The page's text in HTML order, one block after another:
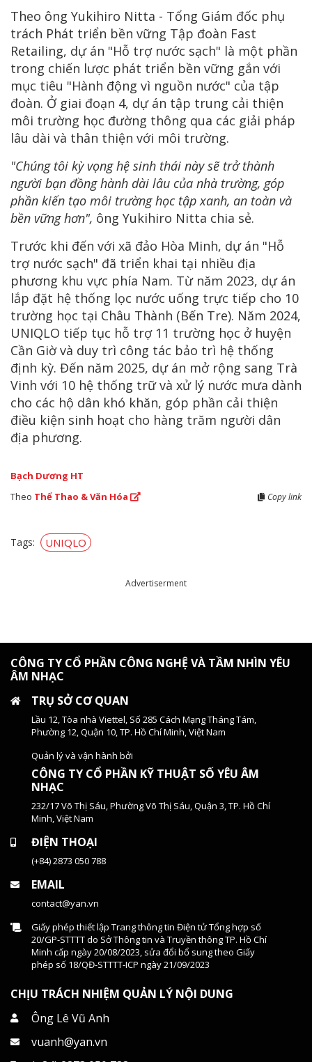
Theo ông Yukihiro Nitta - Tổng Giám đốc phụ
trách Phát triển bền vững Tập đoàn Fast
Retailing, dự án "Hỗ trợ nước sạch" là một phần
trong chiến lược phát triển bền vững gắn với
mục tiêu "Hành động vì nguồn nước" của tập
đoàn. Ở giai đoạn 4, dự án tập trung cải thiện
môi trường học đường thông qua các giải pháp
lâu dài và thân thiện với môi trường.
"Chúng tôi kỳ vọng hệ sinh thái này sẽ trở thành
người bạn đồng hành dài lâu của nhà trường, góp
phần kiến tạo môi trường học tập xanh, an toàn và
bền vững hơn", ông Yukihiro Nitta chia sẻ.
Trước khi đến với xã đảo Hòa Minh, dự án "Hỗ
trợ nước sạch" đã triển khai tại nhiều địa
phương khu vực phía Nam. Từ năm 2023, dự án
lắp đặt hệ thống lọc nước uống trực tiếp cho 10
trường học tại Châu Thành (Bến Tre). Năm 2024,
UNIQLO tiếp tục hỗ trợ 11 trường học ở huyện
Cần Giờ và duy trì công tác bảo trì hệ thống
định kỳ. Đến năm 2025, dự án mở rộng sang Trà
Vinh với 10 hệ thống trữ và xử lý nước mưa dành
cho các hộ dân khó khăn, góp phần cải thiện
điều kiện sinh hoạt cho hàng trăm người dân
địa phương.
Bạch Dương HT
Theo Thể Thao & Văn Hóa Copy link
Tags: UNIQLO
Advertiserment
CÔNG TY CỔ PHẦN CÔNG NGHỆ VÀ TẦM NHÌN YÊU
ÂM NHẠC
TRỤ SỞ CƠ QUAN
Lầu 12, Tòa nhà Viettel, Số 285 Cách Mạng Tháng Tám,
Phường 12, Quận 10, TP. Hồ Chí Minh, Việt Nam
Quản lý và vận hành bởi
CÔNG TY CỔ PHẦN KỸ THUẬT SỐ YÊU ÂM
NHẠC
232/17 Võ Thị Sáu, Phường Võ Thị Sáu, Quận 3, TP. Hồ Chí
Minh, Việt Nam
ĐIỆN THOẠI
(+84) 2873 050 788
EMAIL
contact@yan.vn
Giấy phép thiết lập Trang thông tin Điện tử Tổng hợp số
20/GP-STTTT do Sở Thông tin và Truyền thông TP. Hồ Chí
Minh cấp ngày 20/08/2023, sửa đổi bổ sung theo Giấy
phép số 18/QĐ-STTTT-ICP ngày 21/09/2023
CHỊU TRÁCH NHIỆM QUẢN LÝ NỘI DUNG
Ông Lê Vũ Anh
vuanh@yan.vn